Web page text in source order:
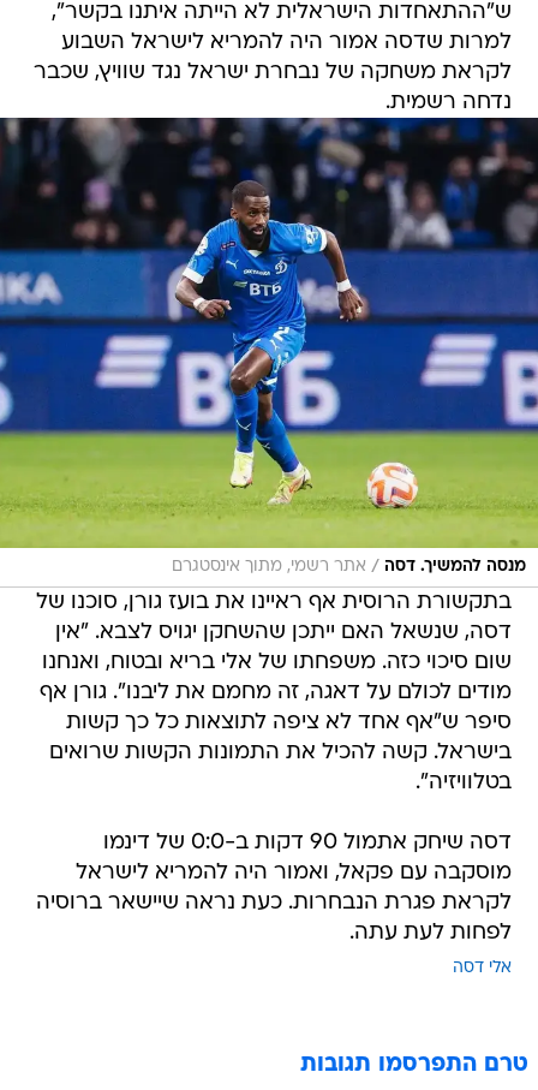
ש"ההתאחדות הישראלית לא הייתה איתנו בקשר",
למרות שדסה אמור היה להמריא לישראל השבוע
לקראת משחקה של נבחרת ישראל נגד שוויץ, שכבר
נדחה רשמית.
מנסה להמשיך. דסה / אתר רשמי, מתוך אינסטגרם
בתקשורת הרוסית אף ראיינו את בועז גורן, סוכנו של
דסה, שנשאל האם ייתכן שהשחקן יגויס לצבא. "אין
שום סיכוי כזה. משפחתו של אלי בריא ובטוח, ואנחנו
מודים לכולם על דאגה, זה מחמם את ליבנו". גורן אף
סיפר ש"אף אחד לא ציפה לתוצאות כל כך קשות
בישראל. קשה להכיל את התמונות הקשות שרואים
בטלוויזיה".
דסה שיחק אתמול 90 דקות ב-0:0 של דינמו
מוסקבה עם פקאל, ואמור היה להמריא לישראל
לקראת פגרת הנבחרות. כעת נראה שיישאר ברוסיה
לפחות לעת עתה.
אלי דסה
טרם התפרסמו תגובות